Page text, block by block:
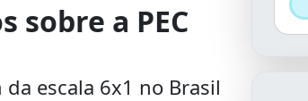
sobre a PEC
escala 6x1 no Brasil